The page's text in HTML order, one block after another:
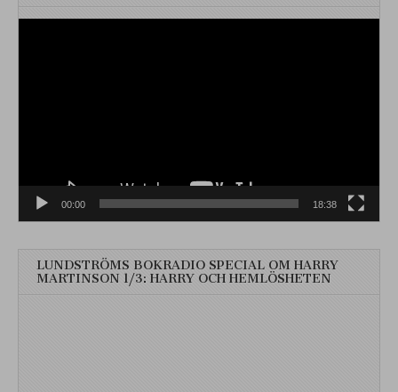
00:00 18:38
LUNDSTRÖMS BOKRADIO SPECIAL OM HARRY
MARTINSON 1/3: HARRY OCH HEMLÖSHETEN